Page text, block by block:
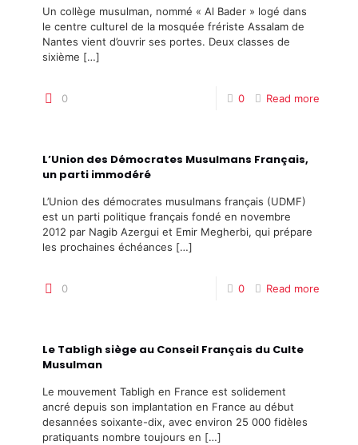
Un collège musulman, nommé « Al Bader » logé dans
le centre culturel de la mosquée frériste Assalam de
Nantes vient d’ouvrir ses portes. Deux classes de
sixième […]
0 0 Read more
L’Union des Démocrates Musulmans Français,
un parti immodéré
L’Union des démocrates musulmans français (UDMF)
est un parti politique français fondé en novembre
2012 par Nagib Azergui et Emir Megherbi, qui prépare
les prochaines échéances […]
0 0 Read more
Le Tabligh siège au Conseil Français du Culte
Musulman
Le mouvement Tabligh en France est solidement
ancré depuis son implantation en France au début
desannées soixante-dix, avec environ 25 000 fidèles
pratiquants nombre toujours en […]